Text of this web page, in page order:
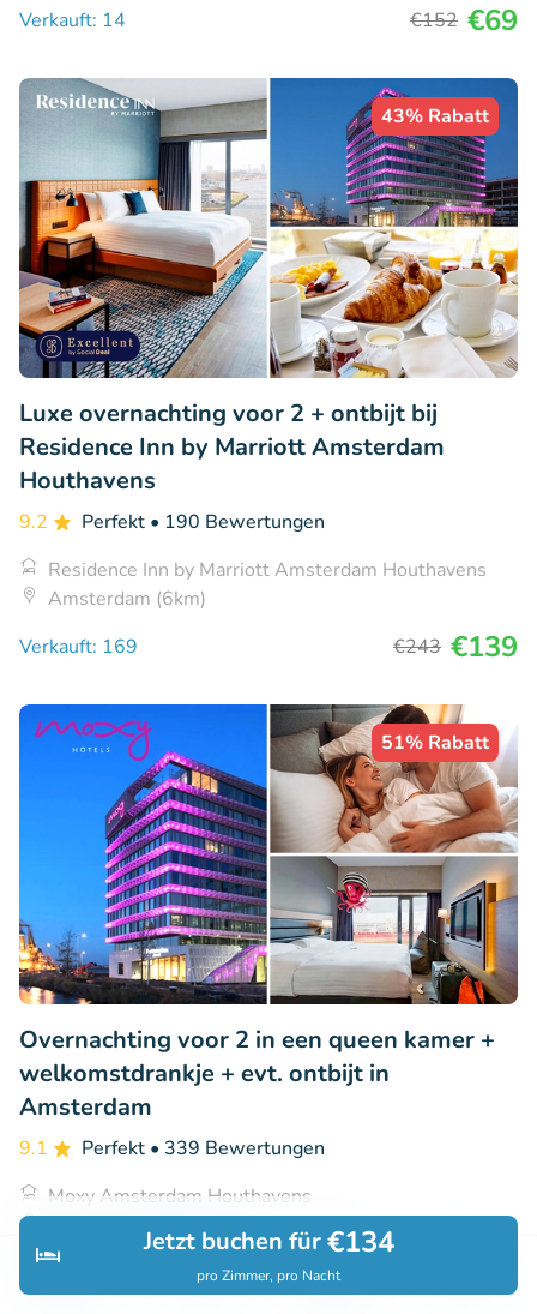
Suchen Buchungen
Jetzt buchen für€134
pro Zimmer, pro Nacht
Verkauft: 14
€152 €69
43% Rabatt
Luxe overnachting voor 2 + ontbijt bij
Residence Inn by Marriott Amsterdam
Houthavens
9.2 Perfekt • 190 Bewertungen
Residence Inn by Marriott Amsterdam Houthavens
Amsterdam (6km)
Verkauft: 169
€243 €139
51% Rabatt
Overnachting voor 2 in een queen kamer +
welkomstdrankje + evt. ontbijt in
Amsterdam
9.1 Perfekt • 339 Bewertungen
Moxy Amsterdam Houthavens
Amsterdam (6km)